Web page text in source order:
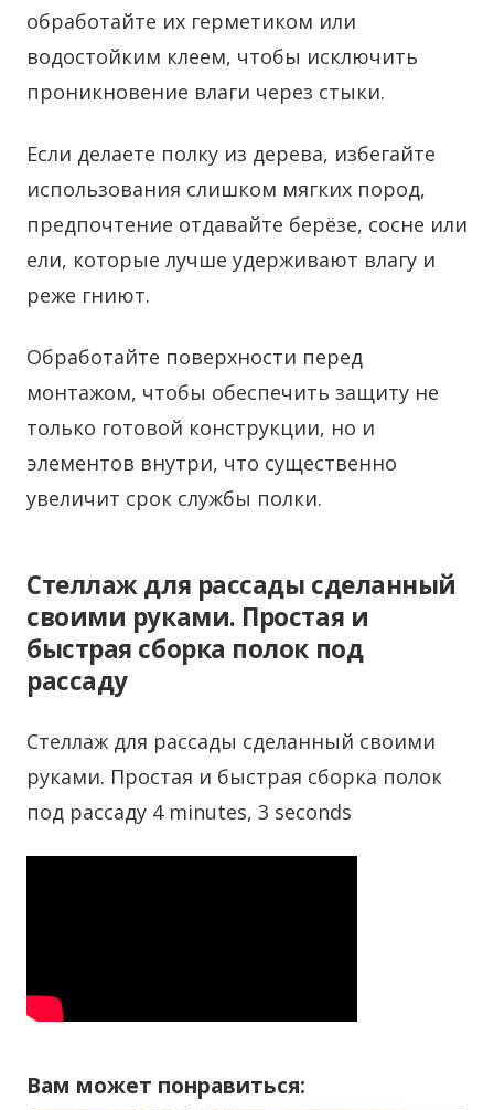
обработайте их герметиком или
водостойким клеем, чтобы исключить
проникновение влаги через стыки.
Если делаете полку из дерева, избегайте
использования слишком мягких пород,
предпочтение отдавайте берёзе, сосне или
ели, которые лучше удерживают влагу и
реже гниют.
Обработайте поверхности перед
монтажом, чтобы обеспечить защиту не
только готовой конструкции, но и
элементов внутри, что существенно
увеличит срок службы полки.
Стеллаж для рассады сделанный
своими руками. Простая и
быстрая сборка полок под
рассаду
Стеллаж для рассады сделанный своими
руками. Простая и быстрая сборка полок
под рассаду 4 minutes, 3 seconds
Вам может понравиться: